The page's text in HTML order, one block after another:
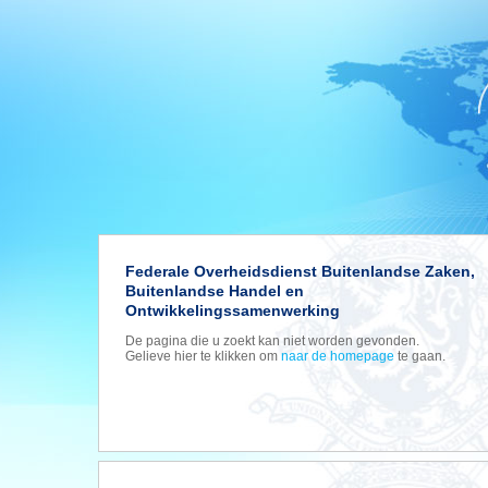
Federale Overheidsdienst Buitenlandse Zaken,
Buitenlandse Handel en
Ontwikkelingssamenwerking
De pagina die u zoekt kan niet worden gevonden.
Gelieve hier te klikken om naar de homepage te gaan.